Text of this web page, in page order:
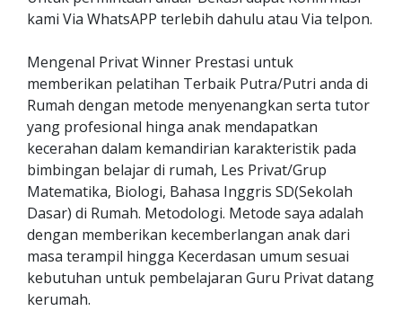
kami Via WhatsAPP terlebih dahulu atau Via telpon.
Mengenal Privat Winner Prestasi untuk
memberikan pelatihan Terbaik Putra/Putri anda di
Rumah dengan metode menyenangkan serta tutor
yang profesional hinga anak mendapatkan
kecerahan dalam kemandirian karakteristik pada
bimbingan belajar di rumah, Les Privat/Grup
Matematika, Biologi, Bahasa Inggris SD(Sekolah
Dasar) di Rumah. Metodologi. Metode saya adalah
dengan memberikan kecemberlangan anak dari
masa terampil hingga Kecerdasan umum sesuai
kebutuhan untuk pembelajaran Guru Privat datang
kerumah.